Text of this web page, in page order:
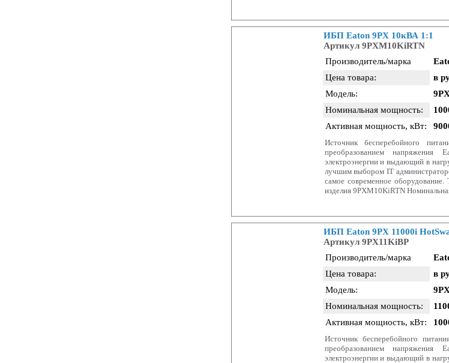
ИБП Eaton 9PX 10кВА 1:1
Артикул 9PXM10KiRTN
Производитель/марка
Цена товара:
в
Модель:
Номинальная мощность:
Активная мощность, кВт:
Источник бесперебойного
преобразованием
электроэнергии и выдающий в
лучшим выбором IT
самое современное
изделия 9PXM10KiRTN
ИБП Eaton 9PX 11000i
Артикул 9PX11KiBP
Производитель/марка
Цена товара:
в
Модель:
Номинальная мощность:
Активная мощность, кВт:
Источник бесперебойного
преобразованием
электроэнергии и выдающий в